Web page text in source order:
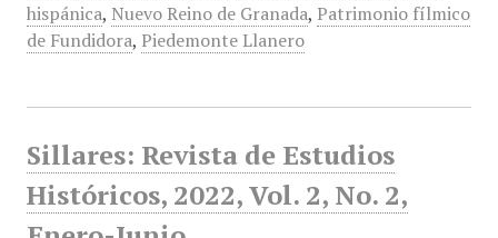
hispánica, Nuevo Reino de Granada, Patrimonio fílmico
de Fundidora, Piedemonte Llanero
Sillares: Revista de Estudios
Históricos, 2022, Vol. 2, No. 2,